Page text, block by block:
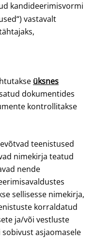
kandideerimisvormi
vastavalt
üksnes
dokumentides
kontrollitakse
teenistused
nimekirja teatud
nende
sellisesse nimekirja,
korraldatud
ja/või vestluste
asjaomasele